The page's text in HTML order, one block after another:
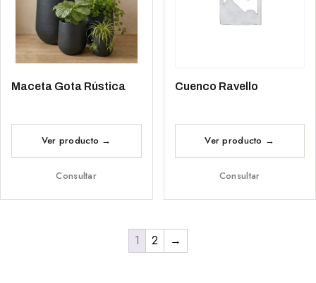
Maceta Gota Rústica
Consultar
Cuenco Ravello
Consultar
1 2 →